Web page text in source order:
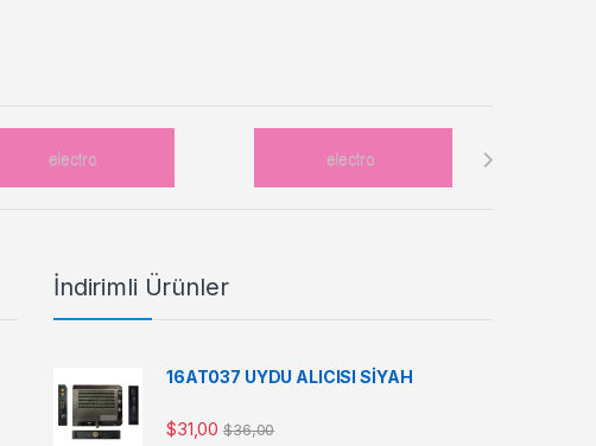
İndirimli Ürünler
16AT037 UYDU ALICISI SİYAH
$31,00 $36,00